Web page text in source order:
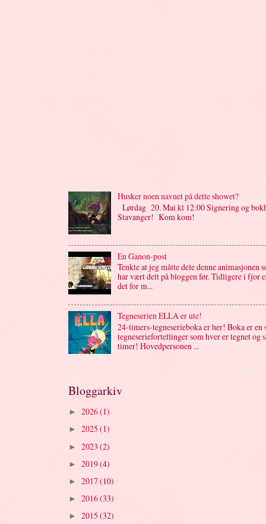
Husker noen navnet på dette showet?
Lørdag 20. Mai kl 12:00 Signering og
Stavanger! Kom kom!
En Ganon-post
Tenkte at jeg måtte dele denne animasjonen
har vært delt på bloggen før. Tidligere i fjor
det for m...
Tegneserien ELLA er ute!
24-timers-tegneserieboka er her! Boka er en
tegneseriefortellinger som hver er tegnet og
timer! Hovedpersonen ...
Bloggarkiv
► 2026(1)
► 2025 (1)
► 2023 (2)
► 2019(4)
► 2017(10)
► 2016(33)
► 2015 (32)